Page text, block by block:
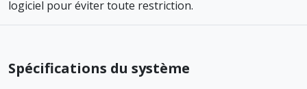
logiciel pour éviter toute restriction.
Spécifications du système